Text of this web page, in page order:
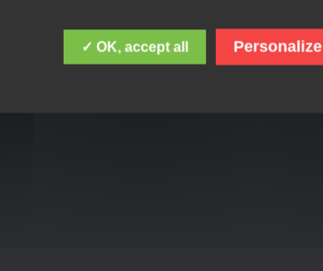
✓ OK, accept all Personalize